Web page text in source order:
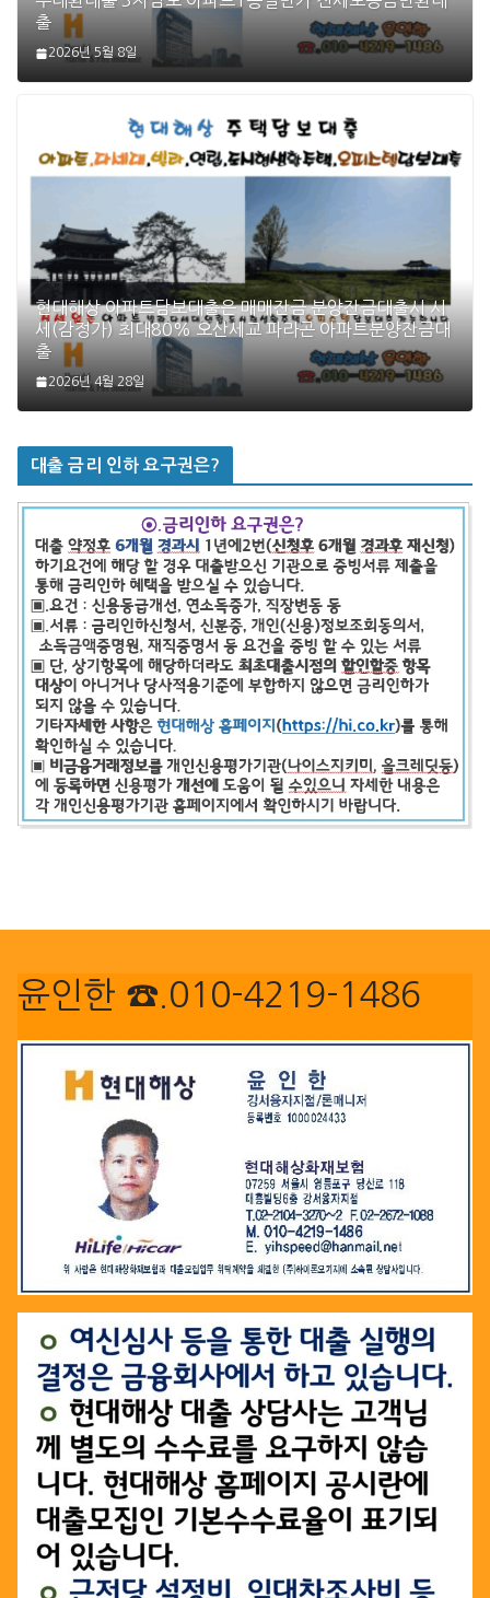
출
2026년 5월 8일
현대해상 아파트담보대출은 매매잔금 분양잔금대출시 시
세(감정가) 최대80% 오산세교 파라곤 아파트분양잔금대
출
2026년 4월 28일
대출 금리 인하 요구권은?
윤인한 ☎.010-4219-1486